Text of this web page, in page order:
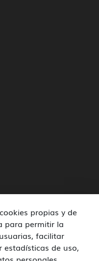
propias y de
para permitir la
facilitar
estadísticas de uso,